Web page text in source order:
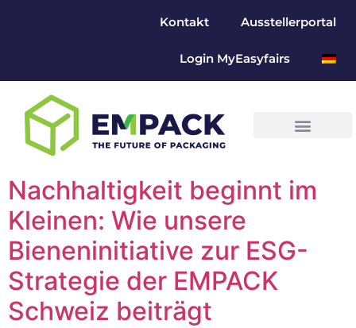
Kontakt Ausstellerportal
Login MyEasyfairs
Nachhaltigkeit beginnt im
Kleinen: Wie unsere
Bieneninitiative zur ESG-
Strategie der EMPACK
Schweiz beiträgt